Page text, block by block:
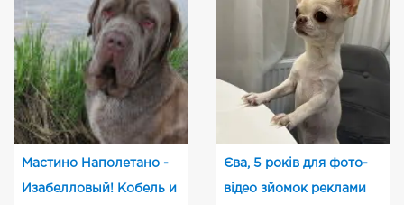
Мастино Наполетано -
Изабелловый! Кобель и
Єва, 5 років для фото-
відео зйомок реклами